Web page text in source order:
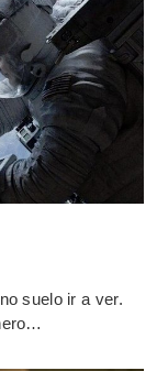
suelo ir a ver.